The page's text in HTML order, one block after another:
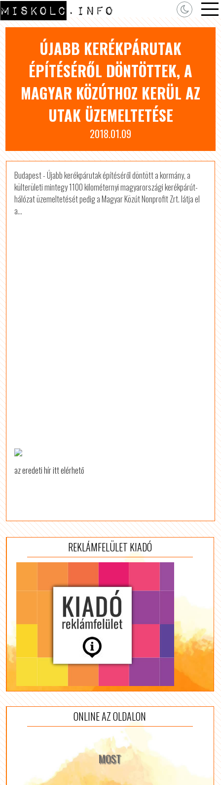
ÚJABB KERÉKPÁRUTAK
ÉPÍTÉSÉRŐL DÖNTÖTTEK, A
MAGYAR KÖZÚTHOZ KERÜL AZ
UTAK ÜZEMELTETÉSE
2018.01.09
Budapest - Újabb kerékpárutak építéséről döntött a kormány, a
külterületi mintegy 1100 kilométernyi magyarországi kerékpárút-
hálózat üzemeltetését pedig a Magyar Közút Nonprofit Zrt. látja el
a...
az eredeti hír itt elérhető
REKLÁMFELÜLET KIADÓ
ONLINE AZ OLDALON
MOST